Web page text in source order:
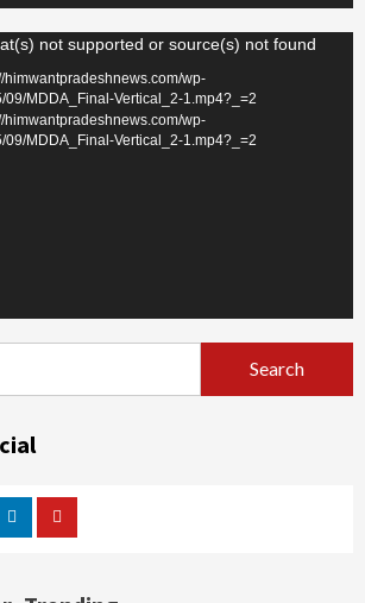
not supported or source(s) not found
himwantpradeshnews.com/wp-
09/MDDA_Final-Vertical_2-1.mp4?_=2
himwantpradeshnews.com/wp-
09/MDDA_Final-Vertical_2-1.mp4?_=2
LinkedinYoutube